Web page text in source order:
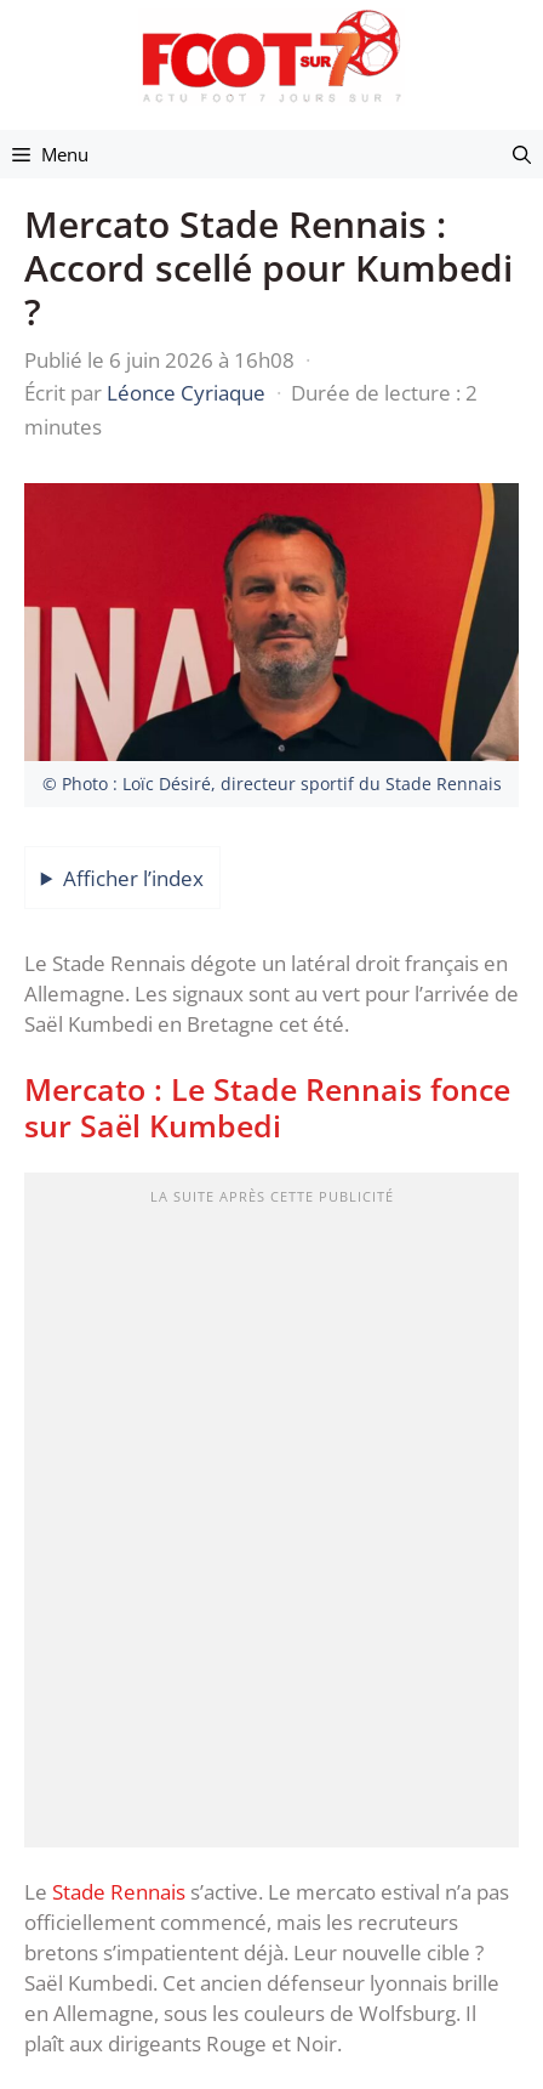
Menu
Mercato Stade Rennais :
Accord scellé pour Kumbedi
?
Publié le 6 juin 2026 à 16h08 ·
Écrit par Léonce Cyriaque · Durée de lecture : 2
minutes
© Photo : Loïc Désiré, directeur sportif du Stade Rennais
Afficher l’index
Le Stade Rennais dégote un latéral droit français en
Allemagne. Les signaux sont au vert pour l’arrivée de
Saël Kumbedi en Bretagne cet été.
Mercato : Le Stade Rennais fonce
sur Saël Kumbedi
LA SUITE APRÈS CETTE PUBLICITÉ
Le Stade Rennais s’active. Le mercato estival n’a pas
officiellement commencé, mais les recruteurs
bretons s’impatientent déjà. Leur nouvelle cible ?
Saël Kumbedi. Cet ancien défenseur lyonnais brille
en Allemagne, sous les couleurs de Wolfsburg. Il
plaît aux dirigeants Rouge et Noir.